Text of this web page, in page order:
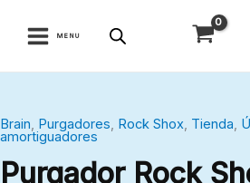
MENU
Brain, Purgadores, Rock Shox, Tienda,
amortiguadores
Purgador Rock
Rock
brain